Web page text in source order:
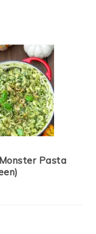
Pasta